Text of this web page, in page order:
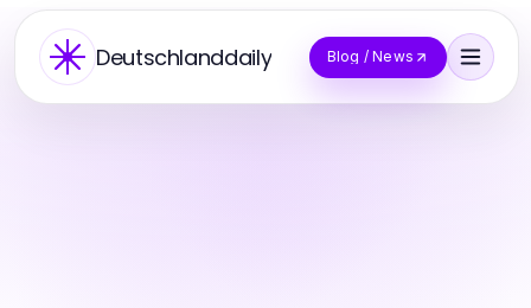
Deutschlanddaily Blog / News